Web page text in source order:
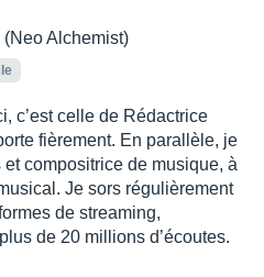
(Neo Alchemist)
c’est celle de Rédactrice
fièrement. En parallèle, je
compositrice de musique, à
Je sors régulièrement
de streaming,
de 20 millions d’écoutes.